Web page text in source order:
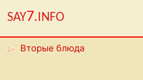
SAY7.INFO
Вторые блюда